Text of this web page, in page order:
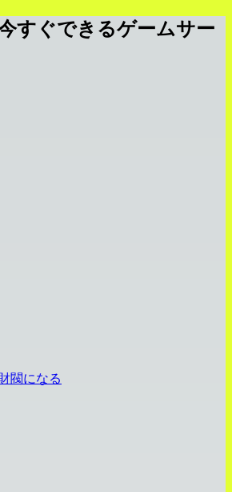
すぐできるゲームサー
閥になる